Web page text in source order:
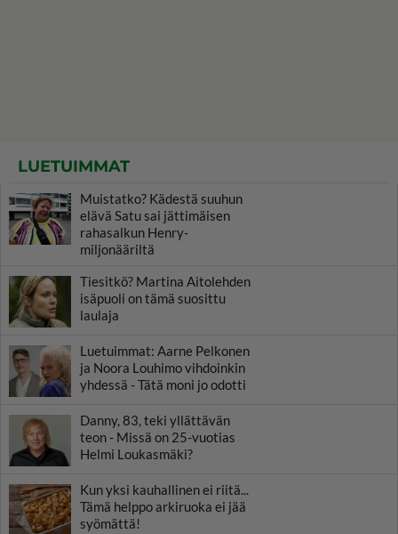
LUETUIMMAT
Muistatko? Kädestä suuhun
elävä Satu sai jättimäisen
rahasalkun Henry-
miljonääriltä
Tiesitkö? Martina Aitolehden
isäpuoli on tämä suosittu
laulaja
Luetuimmat: Aarne Pelkonen
ja Noora Louhimo vihdoinkin
yhdessä - Tätä moni jo odotti
Danny, 83, teki yllättävän
teon - Missä on 25-vuotias
Helmi Loukasmäki?
Kun yksi kauhallinen ei riitä...
Tämä helppo arkiruoka ei jää
syömättä!